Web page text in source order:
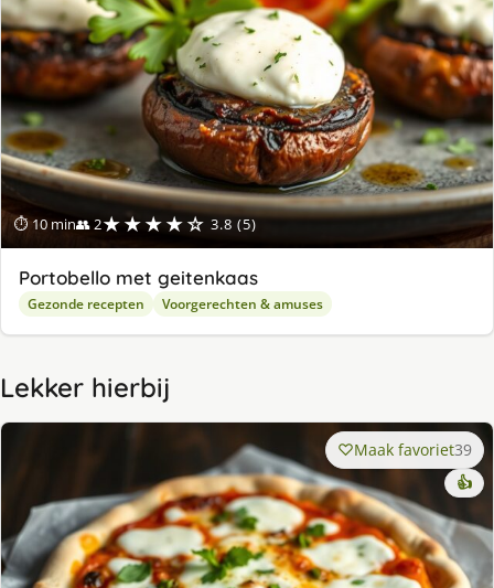
⏱ 10 min👥 2★★★★☆ 3.8 (5)
Portobello met geitenkaas
Gezonde recepten Voorgerechten & amuses
Lekker hierbij
Maak favoriet39
👍